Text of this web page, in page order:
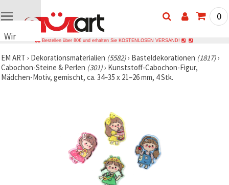
Wir
Cookies
🍪 Wir
verwenden
0
Bestellen über 80€ und erhalten Sie KOSTENLOSEN VERSAND!
EM ART › Dekorationsmaterialien (5582)› Basteldekorationen (1817)›
Cabochon-Steine & Perlen (301)› Kunststoff-Cabochon-Figur,
Mädchen-Motiv, gemischt, ca. 34–35 x 21–26 mm, 4 Stk.